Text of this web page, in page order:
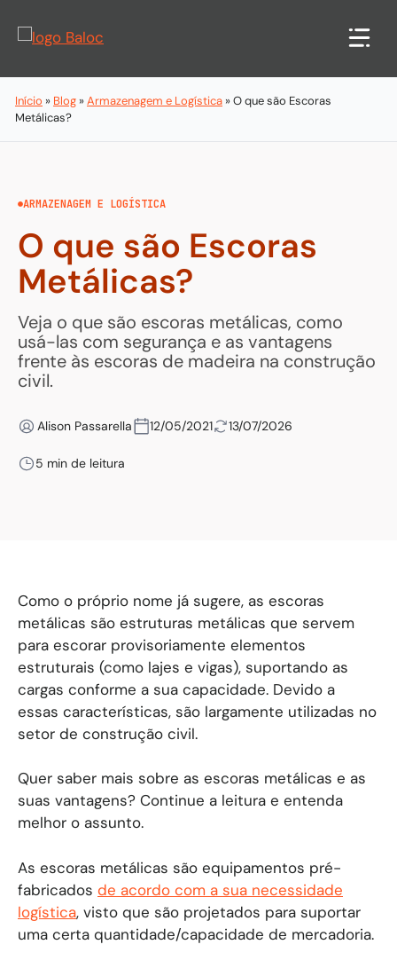
para
conteúdo
Início » Blog »Armazenagem e Logística »O que são Escoras
Metálicas?
ARMAZENAGEM E LOGÍSTICA
O que são Escoras
Metálicas?
Veja o que são escoras metálicas, como
usá-las com segurança e as vantagens
frente às escoras de madeira na construção
civil.
Alison Passarella 12/05/2021 13/07/2026
5 min de leitura
Como o próprio nome já sugere, as escoras
metálicas são estruturas metálicas que servem
para escorar provisoriamente elementos
estruturais (como lajes e vigas), suportando as
cargas conforme a sua capacidade. Devido a
essas características, são largamente utilizadas no
setor de construção civil.
Quer saber mais sobre as escoras metálicas e as
suas vantagens? Continue a leitura e entenda
melhor o assunto.
As escoras metálicas são equipamentos pré-
fabricados de acordo com a sua necessidade
logística, visto que são projetados para suportar
uma certa quantidade/capacidade de mercadoria.